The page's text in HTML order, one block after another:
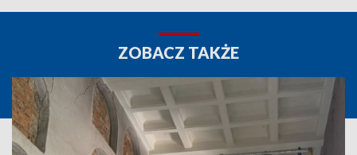
ZOBACZ TAKŻE